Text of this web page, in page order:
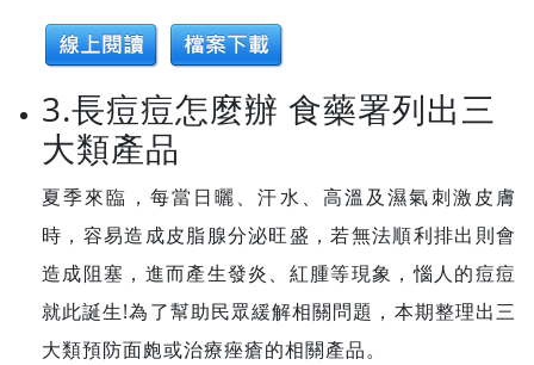
3.長痘痘怎麼辦 食藥署列出三
大類產品
夏季來臨，每當日曬、汗水、高溫及濕氣刺激皮膚
時，容易造成皮脂腺分泌旺盛，若無法順利排出則會
造成阻塞，進而產生發炎、紅腫等現象，惱人的痘痘
就此誕生!為了幫助民眾緩解相關問題，本期整理出三
大類預防面皰或治療痤瘡的相關產品。